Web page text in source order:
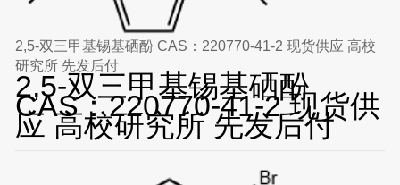
2,5-双三甲基锡基硒酚 CAS：220770-41-2 现货供应 高校
研究所 先发后付
2,5-双三甲基锡基硒酚
CAS：220770-41-2 现货供
应 高校研究所 先发后付